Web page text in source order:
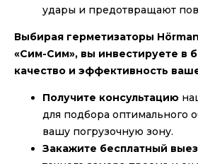
удары и предотвращают
Выбирая герметизаторы
«Сим-Сим», вы инвестируете в
качество и эффективность
Получите консультацию
для подбора оптимального
вашу погрузочную зону.
Закажите бесплатный